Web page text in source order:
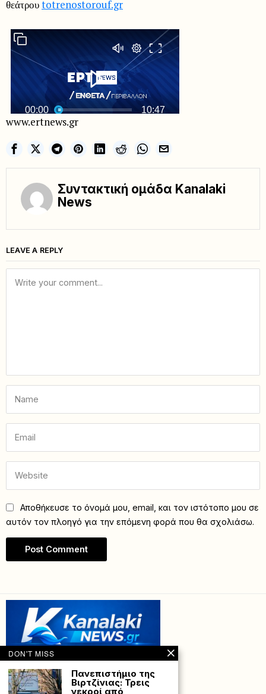
θεάτρουtotrenostorouf.gr
www.ertnews.gr
Συντακτική ομάδα Kanalaki
News
LEAVE A REPLY
Αποθήκευσε το όνομά μου, email, και τον ιστότοπο μου σε
αυτόν τον πλοηγό για την επόμενη φορά που θα σχολιάσω.
DON'T MISS
Πανεπιστήμιο της
Βιρτζίνιας: Τρεις
νεκροί από